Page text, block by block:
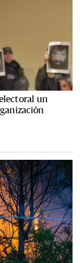
un